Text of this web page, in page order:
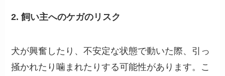
2. 飼い主へのケガのリスク
犬が興奮したり、不安定な状態で動いた際、引っ
掻かれたり噛まれたりする可能性があります。こ